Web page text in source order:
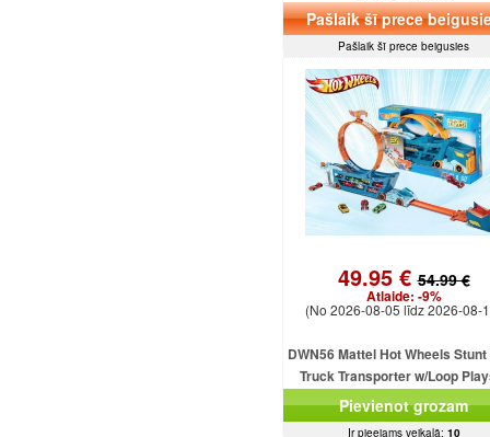
Pašlaik šī prece
Pašlaik šī prece beigusies
49.95 €54.99 €
Atlaide: -9%
(No 2026-08-05 līdz 2026-08-
DWN56 Mattel Hot Wheels Stunt
Truck Transporter w/Loop
Complete
Pievienot grozam
Ir pieejams veikalā: 10